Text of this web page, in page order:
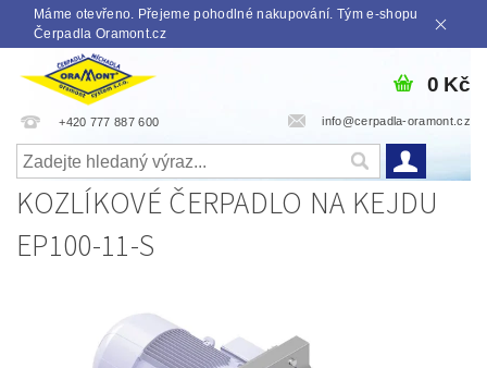
Máme otevřeno. Přejeme pohodlné nakupování. Tým e-shopu
Čerpadla Oramont.cz
+420 777 887 600 info@cerpadla-oramont.cz
0 Kč
KOZLÍKOVÉ ČERPADLO NA KEJDU
EP100-11-S